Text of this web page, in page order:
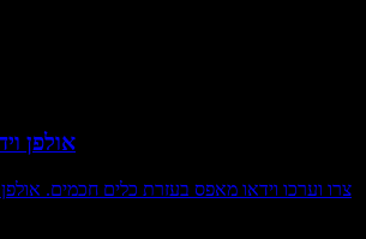
אולפן
צרו וערכו וידאו מאפס בעזרת כלים חכמים.